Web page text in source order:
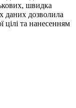
швидка
даних дозволила
цілі та нанесенням